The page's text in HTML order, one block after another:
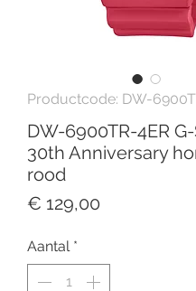
Productcode: DW-
DW-6900TR-4ER
30th Anniversary
rood
€ 129,00
Aantal *